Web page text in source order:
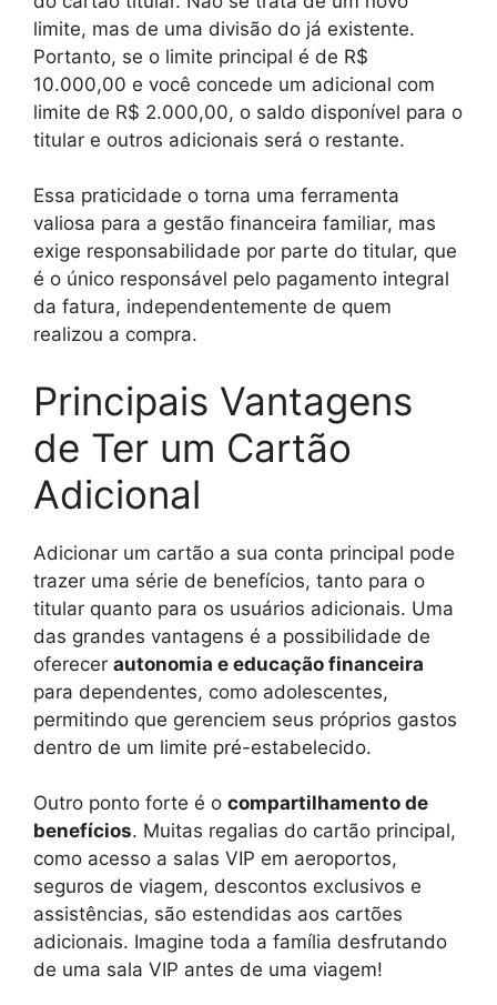
limite, mas de uma divisão do já existente.
Portanto, se o limite principal é de R$
10.000,00 e você concede um adicional com
limite de R$ 2.000,00, o saldo disponível para o
titular e outros adicionais será o restante.
Essa praticidade o torna uma ferramenta
valiosa para a gestão financeira familiar, mas
exige responsabilidade por parte do titular, que
é o único responsável pelo pagamento integral
da fatura, independentemente de quem
realizou a compra.
Principais Vantagens
de Ter um Cartão
Adicional
Adicionar um cartão a sua conta principal pode
trazer uma série de benefícios, tanto para o
titular quanto para os usuários adicionais. Uma
das grandes vantagens é a possibilidade de
oferecer autonomia e educação financeira
para dependentes, como adolescentes,
permitindo que gerenciem seus próprios gastos
dentro de um limite pré-estabelecido.
Outro ponto forte é o compartilhamento de
benefícios. Muitas regalias do cartão principal,
como acesso a salas VIP em aeroportos,
seguros de viagem, descontos exclusivos e
assistências, são estendidas aos cartões
adicionais. Imagine toda a família desfrutando
de uma sala VIP antes de uma viagem!